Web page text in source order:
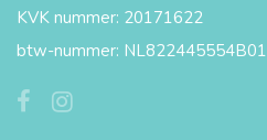
KVK nummer: 20171622
btw-nummer: NL822445554B01